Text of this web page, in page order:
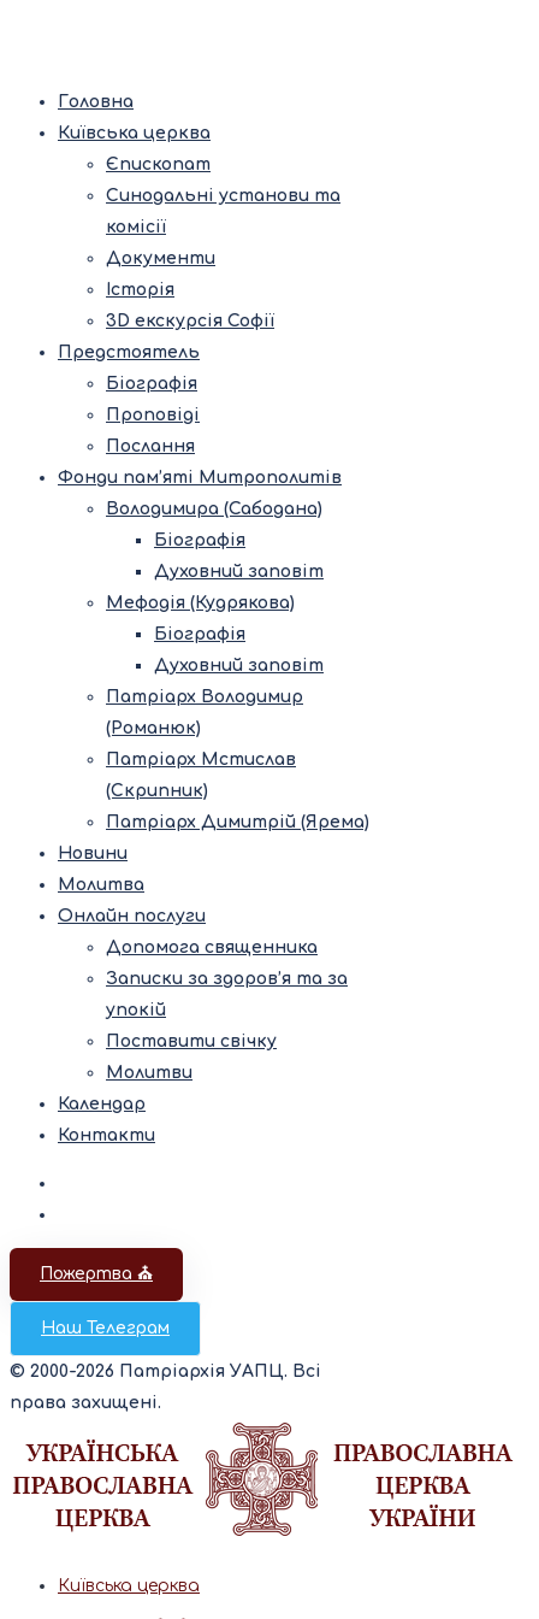
Головна
Київська церква
Єпископат
Синодальні установи та
комісії
Документи
Історія
3D екскурсія Софії
Предстоятель
Біографія
Проповіді
Послання
Фонди пам’яті Митрополитів
Володимира (Сабодана)
Біографія
Духовний заповіт
Мефодія (Кудрякова)
Біографія
Духовний заповіт
Патріарх Володимир
(Романюк)
Патріарх Мстислав
(Скрипник)
Патріарх Димитрій (Ярема)
Новини
Молитва
Онлайн послуги
Допомога священника
Записки за здоров’я та за
упокій
Поставити свічку
Молитви
Календар
Контакти
Пожертва ⛪️
Наш Телеграм
© 2000-2026 Патріархія УАПЦ. Всі
права захищені.
Київська церква